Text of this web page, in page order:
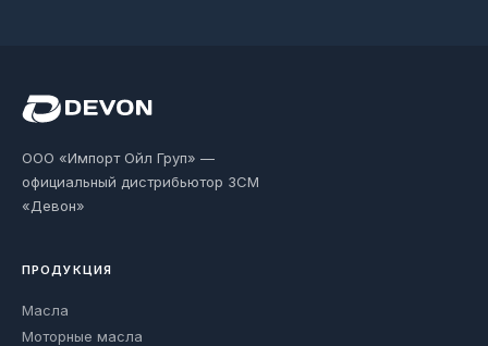
ООО «Импорт Ойл Груп» —
официальный дистрибьютор ЗСМ
«Девон»
ПРОДУКЦИЯ
Масла
Моторные масла